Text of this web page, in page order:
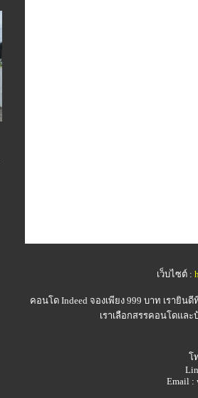
เว็บไซต์ :
คอนโด Indeedจองเพียง 999 บาท เรายิน
เราเลือกสรรคอนโดแล
โ
Email :